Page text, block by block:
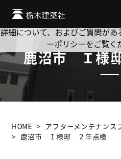
鹿沼市 Ｉ様
HOME
アフターメンテナンス
鹿沼市 Ｉ様邸 ２年点検
Cookie を使用して、お客様の活
か? 当社ではお客様のプライバシ
詳細について、およびご質問が
ーポリシーをご覧く